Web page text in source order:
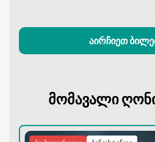
აირჩიეთ
მომავალი